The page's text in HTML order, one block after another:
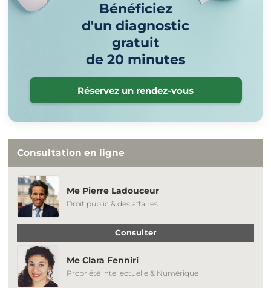
Bénéficiez
d'un diagnostic
gratuit
de 20 minutes
Réservez un rendez-vous
Consultation en ligne
Me Pierre Ladouceur
Droit public & des affaires
Consulter
Me Clara Fenniri
Propriété intellectuelle & Numérique